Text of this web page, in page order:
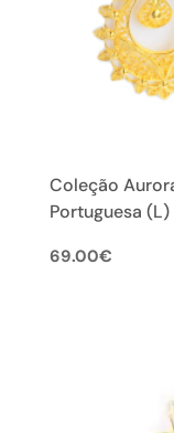
Coleção
Portuguesa (L)
69.00€